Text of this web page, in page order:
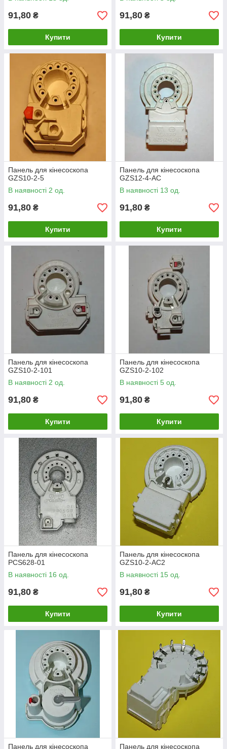
91,80 ₴
Купити
91,80 ₴
Купити
Панель для кінесоскопа
GZS10-2-5
В наявності 2 од.
91,80 ₴
Купити
Панель для кінесоскопа
GZS12-4-AC
В наявності 13 од.
91,80 ₴
Купити
Панель для кінесоскопа
GZS10-2-101
В наявності 2 од.
91,80 ₴
Купити
Панель для кінесоскопа
GZS10-2-102
В наявності 5 од.
91,80 ₴
Купити
Панель для кінесоскопа
PCS628-01
В наявності 16 од.
91,80 ₴
Купити
Панель для кінесоскопа
GZS10-2-AC2
В наявності 15 од.
91,80 ₴
Купити
Панель для кінесоскопа Панель для кінесоскопа